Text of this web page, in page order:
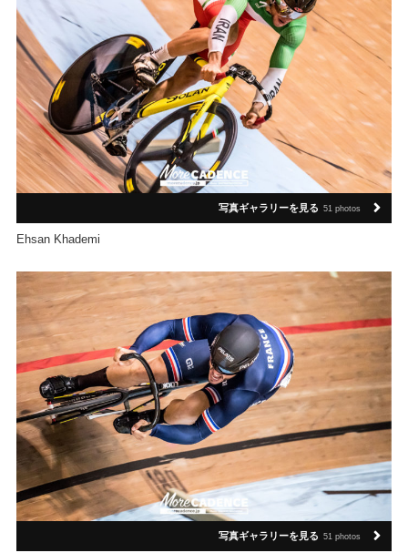
写真ギャラリーを見る 51 photos
Ehsan Khademi
写真ギャラリーを見る 51 photos